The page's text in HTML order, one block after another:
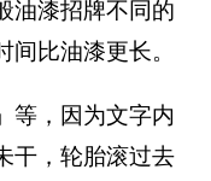
油漆招牌不同的
比油漆更长。
等，因为文字内
干，轮胎滚过去